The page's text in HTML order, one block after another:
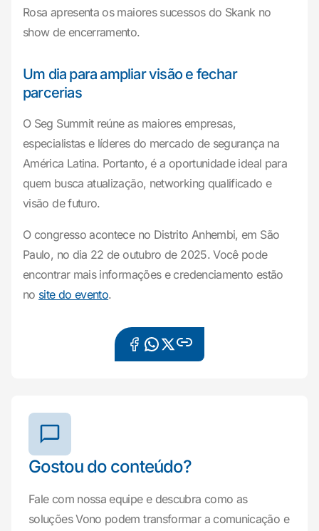
Rosa apresenta os maiores sucessos do Skank no
show de encerramento.
Um dia para ampliar visão e fechar
parcerias
O Seg Summit reúne as maiores empresas,
especialistas e líderes do mercado de segurança na
América Latina. Portanto, é a oportunidade ideal para
quem busca atualização, networking qualificado e
visão de futuro.
O congresso acontece no Distrito Anhembi, em São
Paulo, no dia 22 de outubro de 2025. Você pode
encontrar mais informações e credenciamento estão
no site do evento.
Gostou do conteúdo?
Fale com nossa equipe e descubra como as
soluções Vono podem transformar a comunicação e